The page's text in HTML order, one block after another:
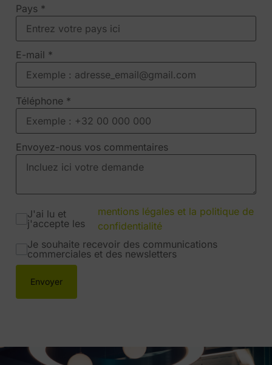
Pays *
E-mail *
Téléphone *
Envoyez-nous vos commentaires
J'ai lu et
j'accepte les
mentions légales et la politique de
confidentialité
Je souhaite recevoir des communications
commerciales et des newsletters
Envoyer